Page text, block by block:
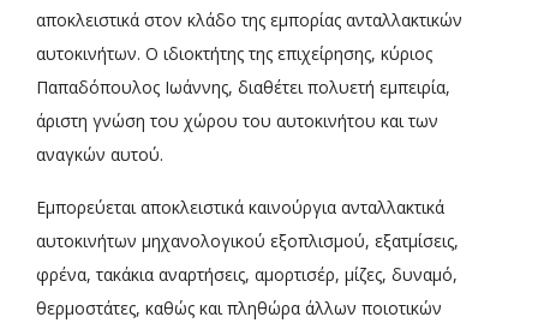
αποκλειστικά στον κλάδο της εμπορίας ανταλλακτικών
αυτοκινήτων. Ο ιδιοκτήτης της επιχείρησης, κύριος
Παπαδόπουλος Ιωάννης, διαθέτει πολυετή εμπειρία,
άριστη γνώση του χώρου του αυτοκινήτου και των
αναγκών αυτού.
Εμπορεύεται αποκλειστικά καινούργια ανταλλακτικά
αυτοκινήτων μηχανολογικού εξοπλισμού, εξατμίσεις,
φρένα, τακάκια αναρτήσεις, αμορτισέρ, μίζες, δυναμό,
θερμοστάτες, καθώς και πληθώρα άλλων ποιοτικών